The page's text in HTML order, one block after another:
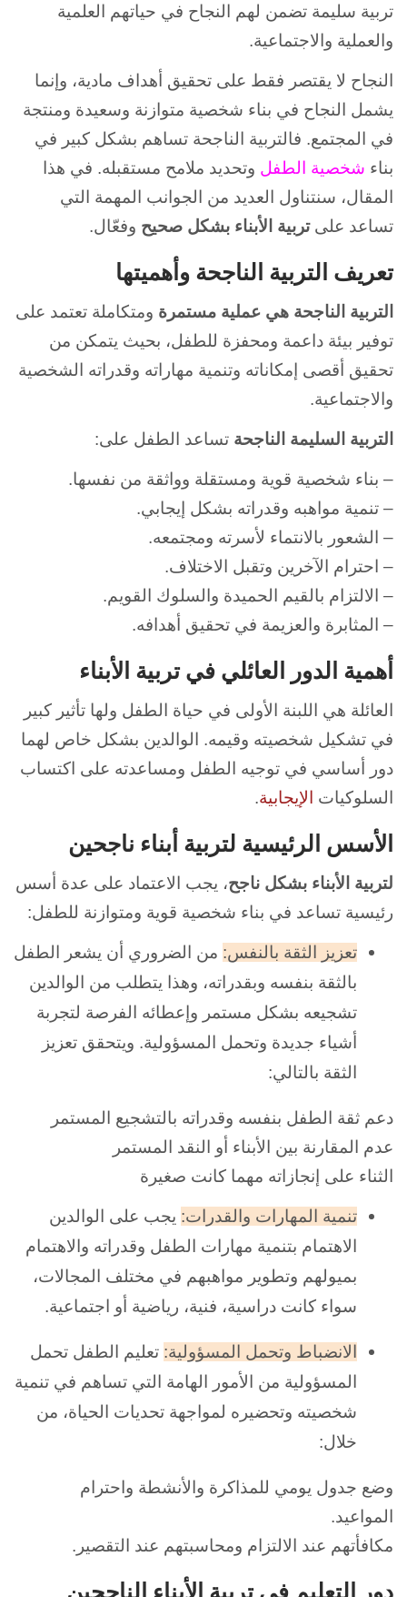
تربية سليمة تضمن لهم النجاح في حياتهم العلمية
والعملية والاجتماعية.
النجاح لا يقتصر فقط على تحقيق أهداف مادية، وإنما
يشمل النجاح في بناء شخصية متوازنة وسعيدة ومنتجة
في المجتمع. فالتربية الناجحة تساهم بشكل كبير في
بناء شخصية الطفل وتحديد ملامح مستقبله. في هذا
المقال، سنتناول العديد من الجوانب المهمة التي
تساعد علىتربية الأبناء بشكل صحيح وفعّال.
تعريف التربية الناجحة وأهميتها
التربية الناجحة هي عملية مستمرة ومتكاملة تعتمد على
توفير بيئة داعمة ومحفزة للطفل، بحيث يتمكن من
تحقيق أقصى إمكاناته وتنمية مهاراته وقدراته الشخصية
والاجتماعية.
التربية السليمة الناجحة تساعد الطفل على:
– بناء شخصية قوية ومستقلة وواثقة من نفسها.
– تنمية مواهبه وقدراته بشكل إيجابي.
– الشعور بالانتماء لأسرته ومجتمعه.
– احترام الآخرين وتقبل الاختلاف.
– الالتزام بالقيم الحميدة والسلوك القويم.
– المثابرة والعزيمة في تحقيق أهدافه.
أهمية الدور العائلي في تربية الأبناء
العائلة هي اللبنة الأولى في حياة الطفل ولها تأثير كبير
في تشكيل شخصيته وقيمه. الوالدين بشكل خاص لهما
دور أساسي في توجيه الطفل ومساعدته على اكتساب
السلوكيات
الإيجابية.
الأسس الرئيسية لتربية أبناء ناجحين
لتربية الأبناء بشكل ناجح، يجب الاعتماد على عدة أسس
رئيسية تساعد في بناء شخصية قوية ومتوازنة للطفل:
تعزيز الثقة بالنفس: من الضروري أن يشعر الطفل
بالثقة بنفسه وبقدراته، وهذا يتطلب من الوالدين
تشجيعه بشكل مستمر وإعطائه الفرصة لتجربة
أشياء جديدة وتحمل المسؤولية. ويتحقق تعزيز
الثقة بالتالي:
دعم ثقة الطفل بنفسه وقدراته بالتشجيع المستمر
عدم المقارنة بين الأبناء أو النقد المستمر
الثناء على إنجازاته مهما كانت صغيرة
تنمية المهارات والقدرات: يجب على الوالدين
الاهتمام بتنمية مهارات الطفل وقدراته والاهتمام
بميولهم وتطوير مواهبهم في مختلف المجالات،
سواء كانت دراسية، فنية، رياضية أو اجتماعية.
الانضباط وتحمل المسؤولية: تعليم الطفل تحمل
المسؤولية من الأمور الهامة التي تساهم في تنمية
شخصيته وتحضيره لمواجهة تحديات الحياة، من
خلال:
وضع جدول يومي للمذاكرة والأنشطة واحترام
المواعيد.
مكافأتهم عند الالتزام ومحاسبتهم عند التقصير.
دور التعليم في تربية الأبناء الناجحين